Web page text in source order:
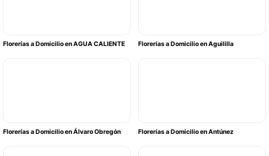
Florerías a Domicilio en AGUA CALIENTE Florerías a Domicilio en Aguililla
Florerías a Domicilio en Álvaro Obregón Florerías a Domicilio en Antúnez